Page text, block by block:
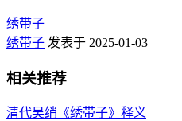
绣带子
绣带子 发表于 2025-01-03
相关推荐
清代吴绡《绣带子》释义